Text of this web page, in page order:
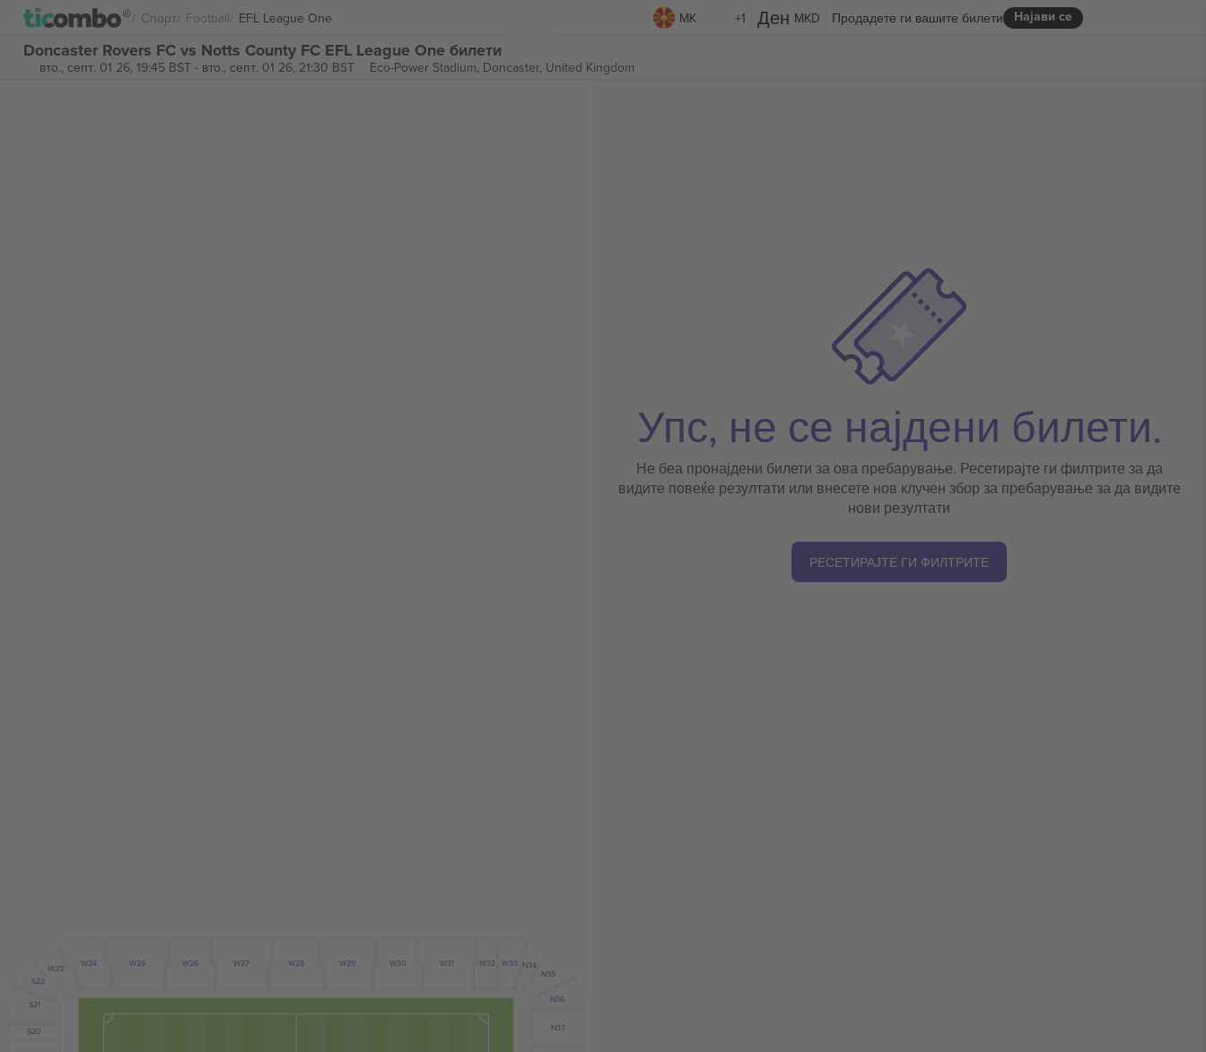
Спорт Football EFL League One MK +1 MKD Најави се
Продадете ги вашите билети
Doncaster Rovers FC vs Notts County FC EFL League One билети
вто., септ. 01 26, 19:45 BST- вто., септ. 01 26, 21:30 BST Eco-Power Stadium, Doncaster, United Kingdom
S20
S21
S22
W23 W24 W25 W26 W27 W28 W29 W30 W31 W32 W33 N34
N35
N36
N37
Упс, не се најдени билети.
Не беа пронајдени билети за ова пребарување. Ресетирајте ги филтрите за да
видите повеќе резултати или внесете нов клучен збор за пребарување за да видите
нови резултати
РЕСЕТИРАЈТЕ ГИ ФИЛТРИТЕ